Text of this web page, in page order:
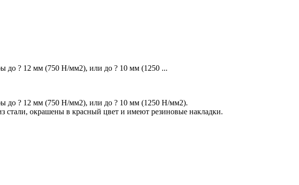
до ? 12 мм (750 Н/мм2), или до ? 10 мм (1250 ...
до ? 12 мм (750 Н/мм2), или до ? 10 мм (1250 Н/мм2).
стали, окрашены в красный цвет и имеют резиновые накладки.